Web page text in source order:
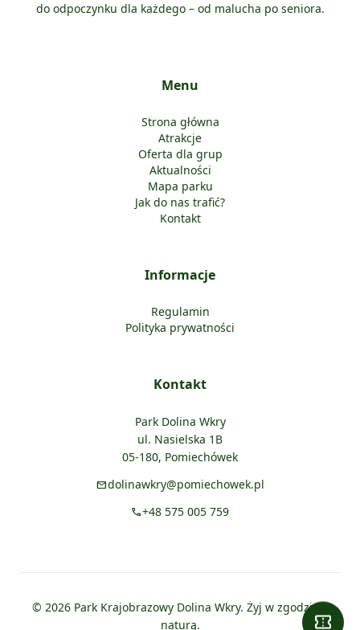
do odpoczynku dla każdego – od malucha po seniora.
Menu
Strona główna
Atrakcje
Oferta dla grup
Aktualności
Mapa parku
Jak do nas trafić?
Kontakt
Informacje
Regulamin
Polityka prywatności
Kontakt
Park Dolina Wkry
ul. Nasielska 1B
05-180, Pomiechówek
maildolinawkry@pomiechowek.pl
call+48 575 005 759
© 2026 Park Krajobrazowy Dolina Wkry. Żyj w zgodzie z
naturą.
confirmation_number